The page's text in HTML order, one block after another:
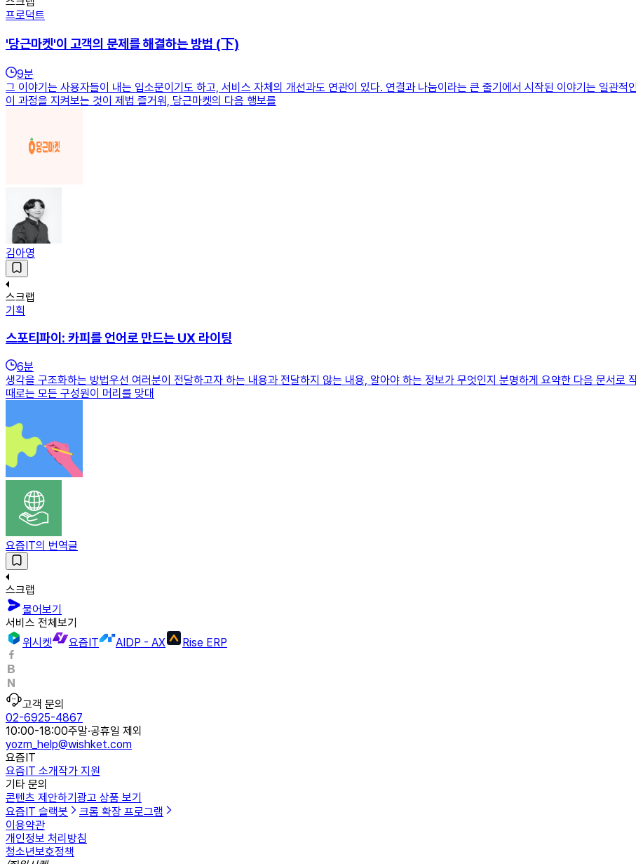
프로덕트
'당근마켓'이 고객의 문제를 해결하는 방법 (下)
9분
그 이야기는 사용자들이 내는 입소문이기도 하고, 서비스 자체의 개선과도 연관이 있다. 연결과 나눔이라는 큰 줄기에서 시작된 이야기는 일관
이 과정을 지켜보는 것이 제법 즐거워, 당근마켓의 다음 행보를
김아영
스크랩
기획
스포티파이: 카피를 언어로 만드는 UX 라이팅
6분
생각을 구조화하는 방법우선 여러분이 전달하고자 하는 내용과 전달하지 않는 내용, 알아야 하는 정보가 무엇인지 분명하게 요약한 다음 문서로
때로는 모든 구성원이 머리를 맞대
요즘IT의 번역글
스크랩
물어보기
서비스 전체보기
위시켓
요즘IT AIDP - AX Rise ERP
고객 문의
02-6925-4867
10:00-18:00주말·공휴일 제외
yozm_help@wishket.com
요즘IT
요즘IT 소개작가 지원
기타 문의
콘텐츠 제안하기 광고 상품 보기
요즘IT 슬랙봇
크롬 확장 프로그램
이용약관
개인정보 처리방침
청소년보호정책